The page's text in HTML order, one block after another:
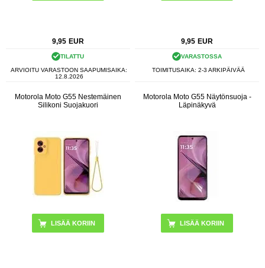
9,95 EUR
TILATTU
ARVIOITU VARASTOON SAAPUMISAIKA:
12.8.2026
9,95 EUR
VARASTOSSA
TOIMITUSAIKA: 2-3 ARKIPÄIVÄÄ
Motorola Moto G55 Nestemäinen
Silikoni Suojakuori
LISÄÄ KORIIN
Motorola Moto G55 Näytönsuoja -
Läpinäkyvä